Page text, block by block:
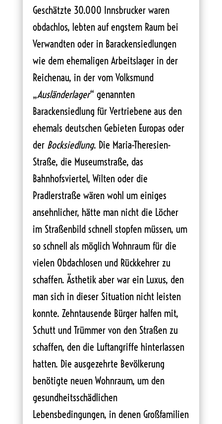
Geschätzte 30.000 Innsbrucker waren
obdachlos, lebten auf engstem Raum bei
Verwandten oder in Barackensiedlungen
wie dem ehemaligen Arbeitslager in der
Reichenau, in der vom Volksmund
„Ausländerlager“ genannten
Barackensiedlung für Vertriebene aus den
ehemals deutschen Gebieten Europas oder
der Bocksiedlung. Die Maria-Theresien-
Straße, die Museumstraße, das
Bahnhofsviertel, Wilten oder die
Pradlerstraße wären wohl um einiges
ansehnlicher, hätte man nicht die Löcher
im Straßenbild schnell stopfen müssen, um
so schnell als möglich Wohnraum für die
vielen Obdachlosen und Rückkehrer zu
schaffen. Ästhetik aber war ein Luxus, den
man sich in dieser Situation nicht leisten
konnte. Zehntausende Bürger halfen mit,
Schutt und Trümmer von den Straßen zu
schaffen, den die Luftangriffe hinterlassen
hatten. Die ausgezehrte Bevölkerung
benötigte neuen Wohnraum, um den
gesundheitsschädlichen
Lebensbedingungen, in denen Großfamilien